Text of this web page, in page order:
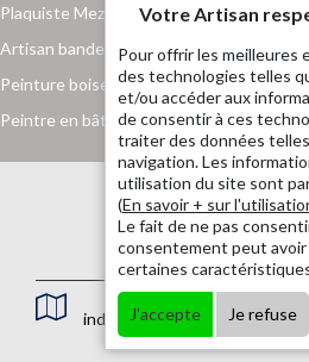
Plaquiste Mezieres Sur Issoire
Artisan bande placo Mezieres Sur Issoire
Peinture boiserie et ferronnerie
Peintre en bâtiment Mezieres Sur Issoire
indisponible
Votre Artisan
Pour offrir les meilleures
des technologies telles
et/ou accéder aux
de consentir à ces
traiter des données
navigation. Les
utilisation du site sont
(En savoir + sur
Le fait de ne pas
consentement peut
certaines
J'accepte Je refuse